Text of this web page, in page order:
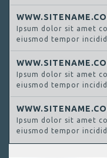
Ipsum dolor sit amet
eiusmod tempor
Ipsum dolor sit amet
eiusmod tempor
Ipsum dolor sit amet
eiusmod tempor